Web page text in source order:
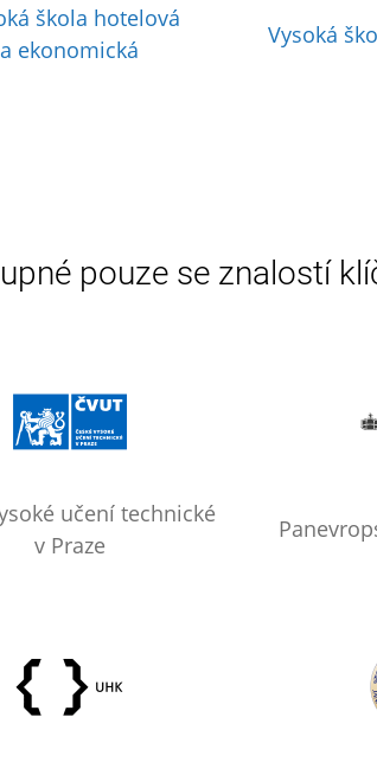
škola hotelová
a ekonomická
Vysoká
pouze se znalostí
učení technické
v Praze